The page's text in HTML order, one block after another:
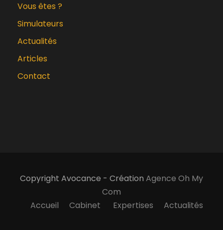
Vous êtes ?
Simulateurs
Actualités
Articles
Contact
Copyright Avocance - Création Agence Oh My
Com
Accueil
Cabinet Expertises Actualités